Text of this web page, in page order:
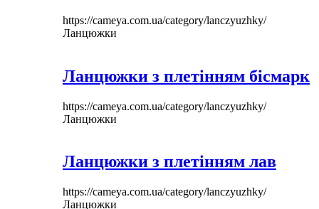
https://cameya.com.ua/category/lanczyuzhky/
Ланцюжки
Ланцюжки з плетінням бісмарк
https://cameya.com.ua/category/lanczyuzhky/
Ланцюжки
Ланцюжки з плетінням лав
https://cameya.com.ua/category/lanczyuzhky/
Ланцюжки